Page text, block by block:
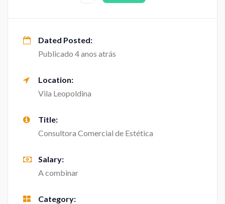
Dated Posted:
Publicado 4 anos atrás
Location:
Vila Leopoldina
Title:
Consultora Comercial de Estética
Salary:
A combinar
Category: